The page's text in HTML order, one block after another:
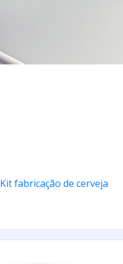
Kit fabricação de cerveja